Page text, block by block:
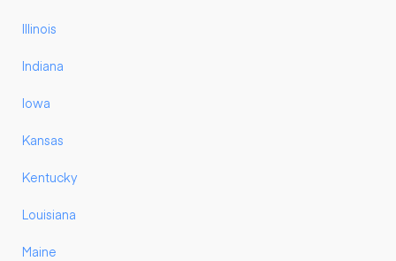
Illinois
Indiana
Iowa
Kansas
Kentucky
Louisiana
Maine